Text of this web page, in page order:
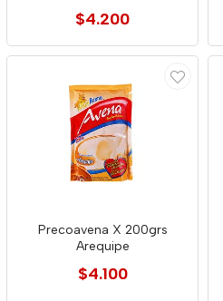
$4.200
Precoavena X 200grs
Arequipe
$4.100